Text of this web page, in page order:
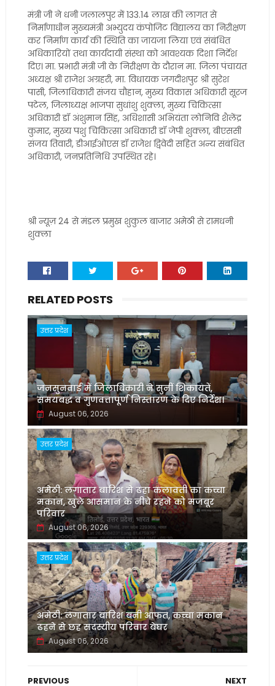
मंत्री जी ने धनी जलालपुर में 133.14 लाख की लागत से
निर्माणाधीन मुख्यमंत्री अभ्युदय कंपोजिट विद्यालय का निरीक्षण
कर निर्माण कार्य की स्थिति का जायजा लिया एवं संबंधित
अधिकारियों तथा कार्यदायी संस्था को आवश्यक दिशा निर्देश
दिए। मा. प्रभारी मंत्री जी के निरीक्षण के दौरान मा. जिला पंचायत
अध्यक्ष श्री राजेश अग्रहरी, मा. विधायक जगदीशपुर श्री सुरेश
पासी, जिलाधिकारी संजय चौहान, मुख्य विकास अधिकारी सूरज
पटेल, जिलाध्यक्ष भाजपा सुधांशु शुक्ला, मुख्य चिकित्सा
अधिकारी डॉ अंशुमान सिंह, अधिशासी अभियंता लोनिवि शैलेंद्र
कुमार, मुख्य पशु चिकित्सा अधिकारी डॉ जेपी शुक्ला, बीएससी
संजय तिवारी, डीआईओएस डॉ राजेश द्विवेदी सहित अन्य संबंधित
अधिकारी, जनप्रतिनिधि उपस्थित रहे।
श्री न्यूज़ 24 से मंडल प्रमुख शुकुल बाजार अमेठी से रामधनी
शुक्ला
RELATED POSTS
उत्तर प्रदेश
जनसुनवाई में जिलाधिकारी ने सुनीं शिकायतें,
समयबद्ध व गुणवत्तापूर्ण निस्तारण के दिए निर्देश।
August 06, 2026
उत्तर प्रदेश
अमेठी: लगातार बारिश से ढहा कलावती का कच्चा
मकान, खुले आसमान के नीचे रहने को मजबूर
परिवार
August 06, 2026
उत्तर प्रदेश
अमेठी: लगातार बारिश बनी आफत, कच्चा मकान
ढहने से छह सदस्यीय परिवार बेघर
August 06, 2026
NEXT
PREVIOUS